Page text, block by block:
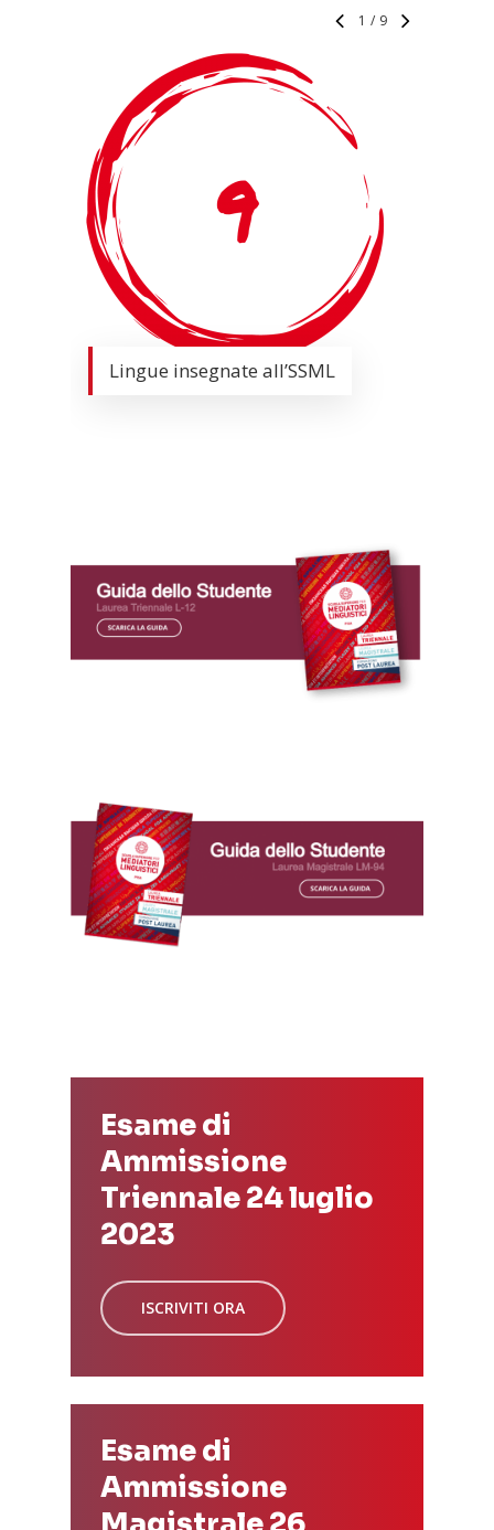
1 / 9
Lingue insegnate all’SSML
Esame di
Ammissione
Triennale 24 luglio
2023
ISCRIVITI ORA
Esame di
Ammissione